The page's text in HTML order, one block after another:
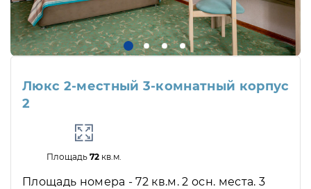
Люкс 2-местный 3-комнатный корпус
2
Площадь 72кв.м.
Площадь номера - 72 кв.м. 2 осн. места. 3